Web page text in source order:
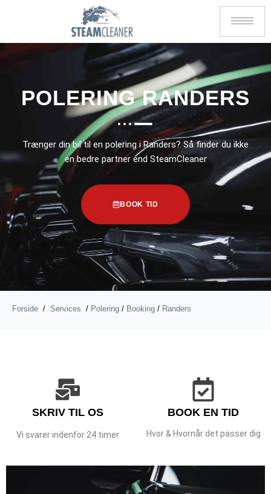
POLERING RANDERS
Trænger din bil til en polering i Randers? Så finder du ikke
en bedre partner end SteamCleaner
BOOK TID
Forside / Services / Polering / Booking / Randers
SKRIV TIL OS
Vi svarer indenfor 24 timer
BOOK EN TID
Hvor & Hvornår det passer dig